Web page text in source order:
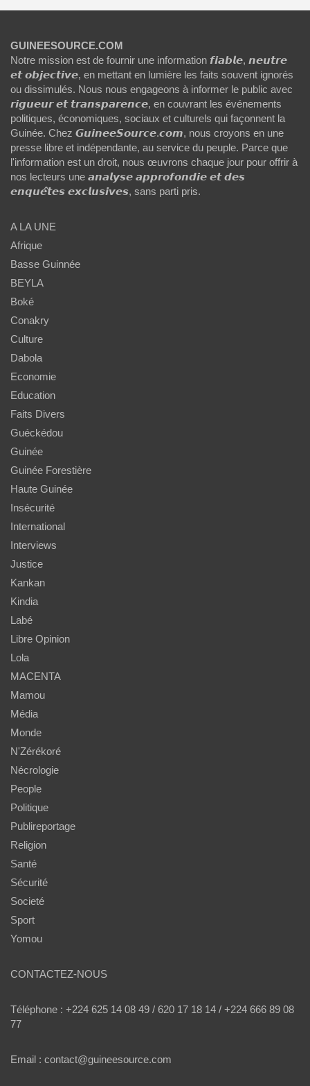
GUINEESOURCE.COM
Notre mission est de fournir une information 𝙛𝙞𝙖𝙗𝙡𝙚, 𝙣𝙚𝙪𝙩𝙧𝙚
𝙚𝙩 𝙤𝙗𝙟𝙚𝙘𝙩𝙞𝙫𝙚, en mettant en lumière les faits souvent ignorés
ou dissimulés. Nous nous engageons à informer le public avec
𝙧𝙞𝙜𝙪𝙚𝙪𝙧 𝙚𝙩 𝙩𝙧𝙖𝙣𝙨𝙥𝙖𝙧𝙚𝙣𝙘𝙚, en couvrant les événements
politiques, économiques, sociaux et culturels qui façonnent la
Guinée. Chez 𝙂𝙪𝙞𝙣𝙚𝙚𝙎𝙤𝙪𝙧𝙘𝙚.𝙘𝙤𝙢, nous croyons en une
presse libre et indépendante, au service du peuple. Parce que
l'information est un droit, nous œuvrons chaque jour pour offrir à
nos lecteurs une 𝙖𝙣𝙖𝙡𝙮𝙨𝙚 𝙖𝙥𝙥𝙧𝙤𝙛𝙤𝙣𝙙𝙞𝙚 𝙚𝙩 𝙙𝙚𝙨
𝙚𝙣𝙦𝙪𝙚̂𝙩𝙚𝙨 𝙚𝙭𝙘𝙡𝙪𝙨𝙞𝙫𝙚𝙨, sans parti pris.
A LA UNE
Afrique
Basse Guinnée
BEYLA
Boké
Conakry
Culture
Dabola
Economie
Education
Faits Divers
Guéckédou
Guinée
Guinée Forestière
Haute Guinée
Insécurité
International
Interviews
Justice
Kankan
Kindia
Labé
Libre Opinion
Lola
MACENTA
Mamou
Média
Monde
N'Zérékoré
Nécrologie
People
Politique
Publireportage
Religion
Santé
Sécurité
Societé
Sport
Yomou
CONTACTEZ-NOUS
Téléphone : +224 625 14 08 49 / 620 17 18 14 / +224 666 89 08
77
Email : contact@guineesource.com